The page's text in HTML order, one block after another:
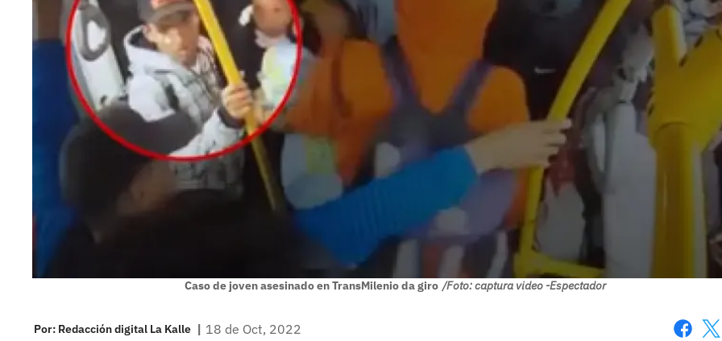
Caso de joven asesinado en TransMilenio da giro /Foto: captura video -Espectador
Por: Redacción digital La Kalle | 18 de Oct, 2022